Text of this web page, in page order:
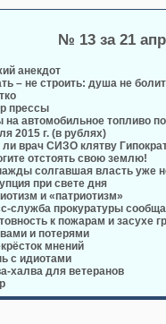
№ 13 за 21
анекдот
– не строить: душа не болит
прессы
на автомобильное топливо
2015 г. (в рублях)
ли врач СИЗО клятву
отстоять свою землю!
солгавшая власть уже
при свете дня
и «патриотизм»
служба прокуратуры
к пожарам и засухе
и потерями
мнений
с идиотами
халва для ветеранов